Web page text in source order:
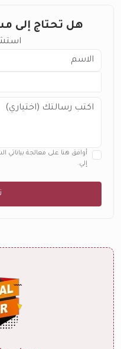
هل تحتاج إلى
أوافق هنا على معالجة
إلي.